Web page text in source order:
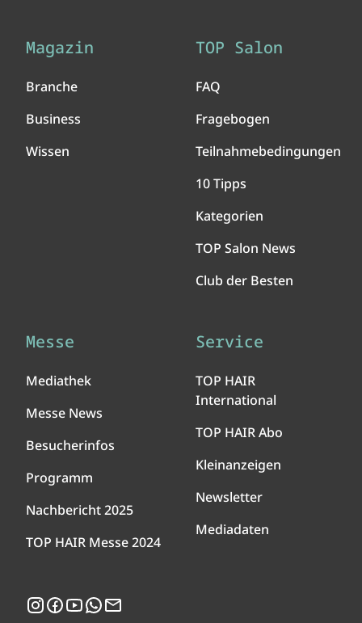
Magazin
Branche
Business
Wissen
TOP Salon
FAQ
Fragebogen
Teilnahmebedingungen
10 Tipps
Kategorien
TOP Salon News
Club der Besten
Messe
Mediathek
Messe News
Besucherinfos
Programm
Nachbericht 2025
TOP HAIR Messe 2024
Service
TOP HAIR
International
TOP HAIR Abo
Kleinanzeigen
Newsletter
Mediadaten
Instagram
Facebook
YouTubeWhatsApp